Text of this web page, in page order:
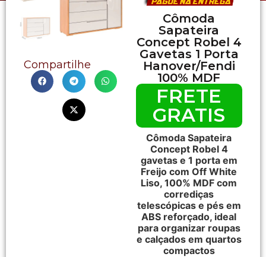
Compartilhe
Cômoda
Sapateira
Concept Robel 4
Gavetas 1 Porta
Hanover/Fendi
100% MDF
FRETE
GRATIS
Cômoda Sapateira
Concept Robel 4
gavetas e 1 porta em
Freijo com Off White
Liso, 100% MDF com
corrediças
telescópicas e pés em
ABS reforçado, ideal
para organizar roupas
e calçados em quartos
compactos